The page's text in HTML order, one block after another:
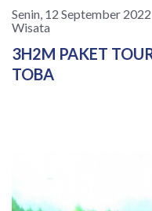
Senin, 12 September
Wisata
3H2M PAKET
TOBA